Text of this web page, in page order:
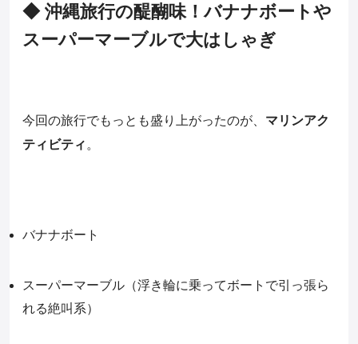
◆ 沖縄旅行の醍醐味！バナナボートや
スーパーマーブルで大はしゃぎ
今回の旅行でもっとも盛り上がったのが、 マリンアク
ティビティ 。
バナナボート
スーパーマーブル（浮き輪に乗ってボートで引っ張ら
れる絶叫系）